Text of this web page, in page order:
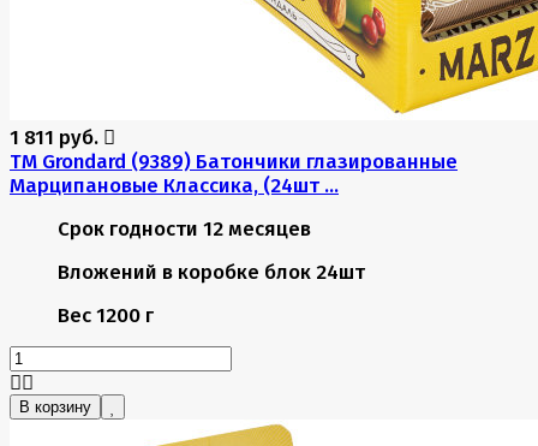
1 811 руб.
TM Grondard (9389) Батончики глазированные
Марципановые Классика, (24шт ...
Срок годности 12 месяцев
Вложений в коробке блок 24шт
Вес 1200 г
В корзину